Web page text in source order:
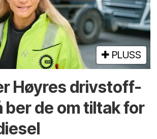
PLUSS
Høyres drivstoff-
ber de om tiltak for